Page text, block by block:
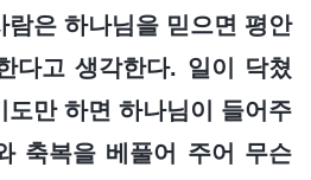
람은 하나님을 믿으면 평안
다고 생각한다. 일이 닥쳤
도만 하면 하나님이 들어주
축복을 베풀어 주어 무슨